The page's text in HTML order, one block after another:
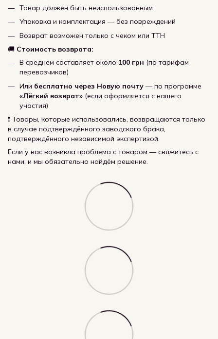
Товар должен быть неиспользованным
Упаковка и комплектация — без повреждений
Возврат возможен только с чеком или ТТН
🚚 Стоимость возврата:
В среднем составляет около 100 грн (по тарифам
перевозчиков)
Или бесплатно через Новую почту — по программе
«Лёгкий возврат» (если оформляется с нашего
участия)
❗ Товары, которые использовались, возвращаются только
в случае подтверждённого заводского брака,
подтверждённого независимой экспертизой.
Если у вас возникла проблема с товаром — свяжитесь с
нами, и мы обязательно найдём решение.